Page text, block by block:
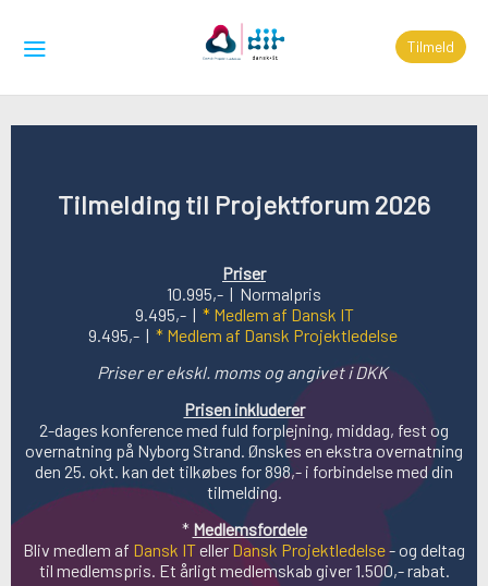
Tilmeld
Tilmelding til Projektforum 2026
Priser
10.995,- | Normalpris
9.495,- | * Medlem af Dansk IT
9.495,- | * Medlem af Dansk Projektledelse
Priser er ekskl. moms og angivet i DKK
Prisen inkluderer
2-dages konference med fuld forplejning, middag, fest og
overnatning på Nyborg Strand. Ønskes en ekstra overnatning
den 25. okt. kan det tilkøbes for 898,- i forbindelse med din
tilmelding.
* Medlemsfordele
Bliv medlem af Dansk ITeller Dansk Projektledelse- og deltag
til medlemspris. Et årligt medlemskab giver 1.500,- rabat.